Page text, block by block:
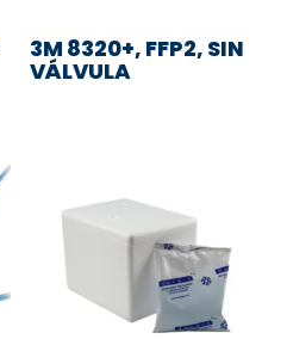
3M 8320+, FFP2, SIN
VÁLVULA